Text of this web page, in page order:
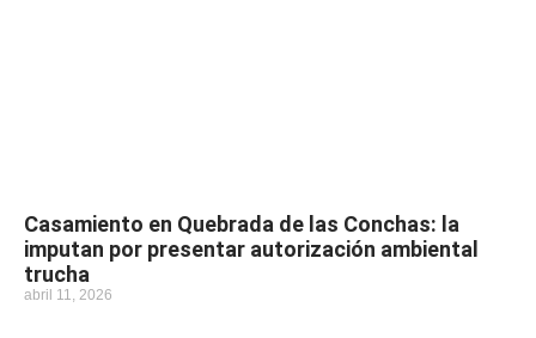
Casamiento en Quebrada de las Conchas: la
imputan por presentar autorización ambiental
trucha
abril 11, 2026